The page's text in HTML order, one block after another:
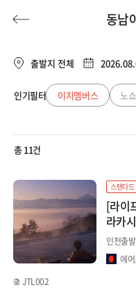
허니문 기획전/홈쇼핑 이벤트/혜택
허니문
동남
투어플랜 가입안내
라이프 전용관
출발지 전체
인기필터 이지멤버스 노
총 11건
스탠다드
[라이
라카
인천출발
에
JTL002